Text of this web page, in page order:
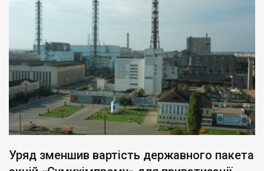
Уряд зменшив вартість державного пакета